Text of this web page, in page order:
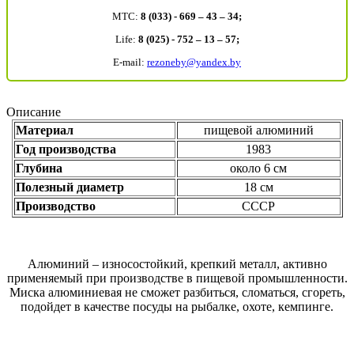
MTC: 8 (033) - 669 – 43 – 34;
Life: 8 (025) - 752 – 13 – 57;
E-mail: rezoneby@yandex.by
Описание
Материал
пищевой алюминий
Год производства
1983
Глубина
около 6 см
Полезный диаметр
18 см
Производство
СССР
Алюминий – износостойкий, крепкий металл, активно
применяемый при производстве в пищевой промышленности.
Миска алюминиевая не сможет разбиться, сломаться, сгореть,
подойдет в качестве посуды на рыбалке, охоте, кемпинге.